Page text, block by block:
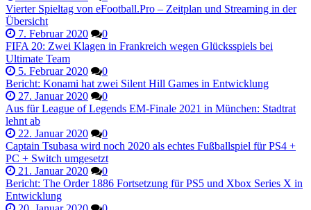
Vierter Spieltag von eFootball.Pro – Zeitplan und Streaming in der
Übersicht
7. Februar 2020
0
FIFA 20: Zwei Klagen in Frankreich wegen Glücksspiels bei
Ultimate Team
5. Februar 2020
0
Bericht: Konami hat zwei Silent Hill Games in Entwicklung
27. Januar 2020
0
Aus für League of Legends EM-Finale 2021 in München: Stadtrat
lehnt ab
22. Januar 2020
0
Captain Tsubasa wird noch 2020 als echtes Fußballspiel für PS4 +
PC + Switch umgesetzt
21. Januar 2020
0
Bericht: The Order 1886 Fortsetzung für PS5 und Xbox Series X in
Entwicklung